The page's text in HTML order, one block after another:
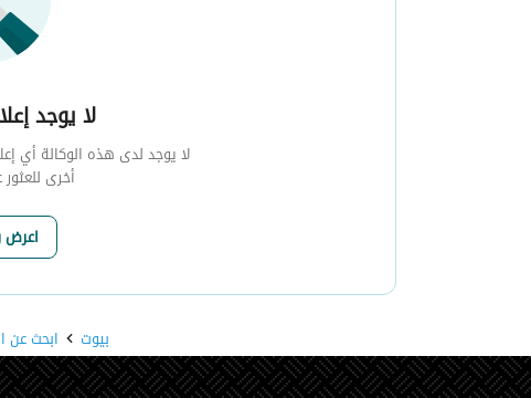
لا يوجد
لا يوجد لدى هذه الوكالة أي
أخرى
اعرض
بيوت ابحث عن